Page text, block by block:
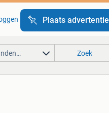
Plaats advertentie
Zoek